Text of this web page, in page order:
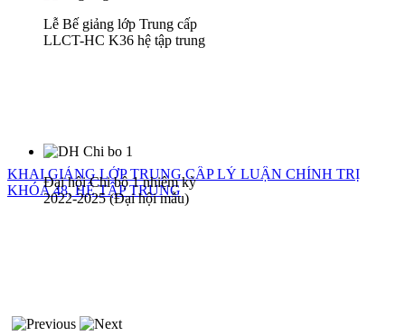
KHAI GIẢNG LỚP TRUNG CẤP LÝ LUẬN CHÍNH TRỊ
KHÓA 48, HỆ TẬP TRUNG
Lễ Bế giảng lớp Trung cấp
LLCT-HC K36 hệ tập trung
Đại hội Chi bộ 1 nhiệm kỳ
2022-2025 (Đại hội mẫu)